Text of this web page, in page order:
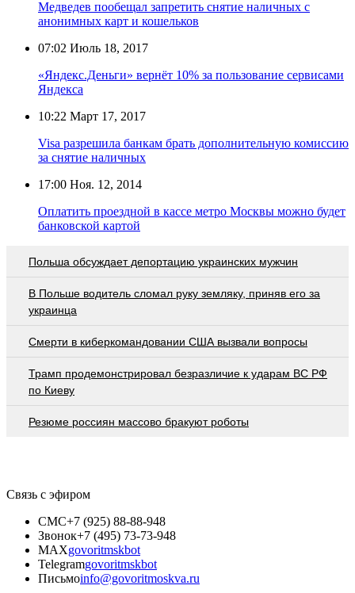
Медведев пообещал запретить снятие наличных с
анонимных карт и кошельков
07:02 Июль 18, 2017
«Яндекс.Деньги» вернёт 10% за пользование сервисами
Яндекса
10:22 Март 17, 2017
Visa разрешила банкам брать дополнительную комиссию
за снятие наличных
17:00 Ноя. 12, 2014
Оплатить проездной в кассе метро Москвы можно будет
банковской картой
Польша обсуждает депортацию украинских мужчин
В Польше водитель сломал руку земляку, приняв его за
украинца
Смерти в киберкомандовании США вызвали вопросы
Трамп продемонстрировал безразличие к ударам ВС РФ
по Киеву
Резюме россиян массово бракуют роботы
Связь с эфиром
СМС+7 (925) 88-88-948
Звонок+7 (495) 73-73-948
MAXgovoritmskbot
Telegramgovoritmskbot
Письмоinfo@govoritmoskva.ru